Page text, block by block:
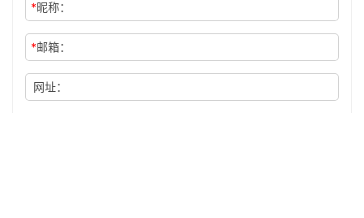
*昵称：
*邮箱：
网址：